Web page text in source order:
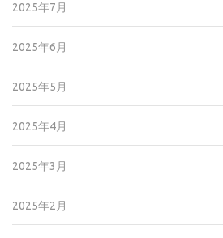
2025年7月
2025年6月
2025年5月
2025年4月
2025年3月
2025年2月